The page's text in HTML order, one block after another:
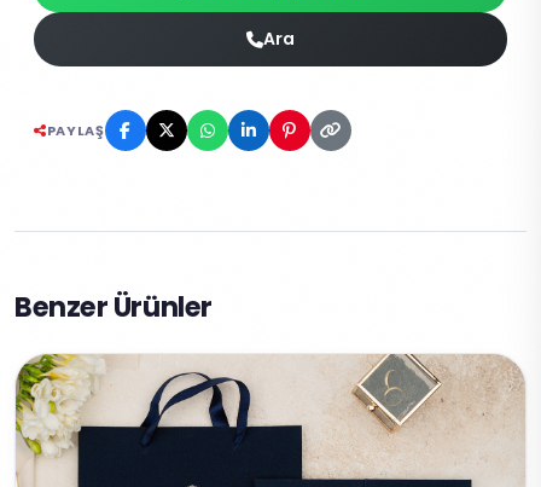
Ara
PAYLAŞ
Benzer Ürünler